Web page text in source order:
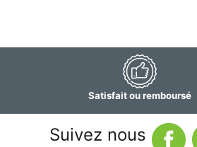
Satisfait ou remboursé
Suivez nous